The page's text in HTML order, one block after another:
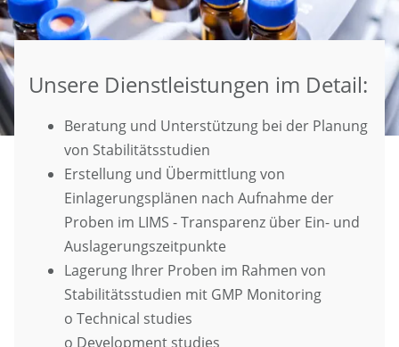
Unsere Dienstleistungen im Detail:
Beratung und Unterstützung bei der Planung
von Stabilitätsstudien
Erstellung und Übermittlung von
Einlagerungsplänen nach Aufnahme der
Proben im LIMS - Transparenz über Ein- und
Auslagerungszeitpunkte
Lagerung Ihrer Proben im Rahmen von
Stabilitätsstudien mit GMP Monitoring
o Technical studies
o Development studies